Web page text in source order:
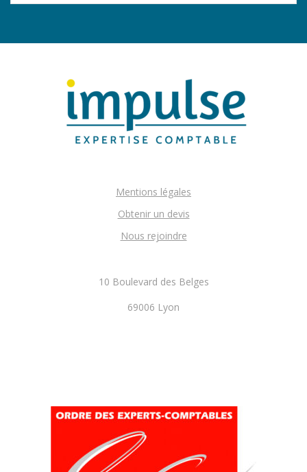
Mentions légales
Obtenir un devis
Nous rejoindre
10 Boulevard des Belges
69006 Lyon